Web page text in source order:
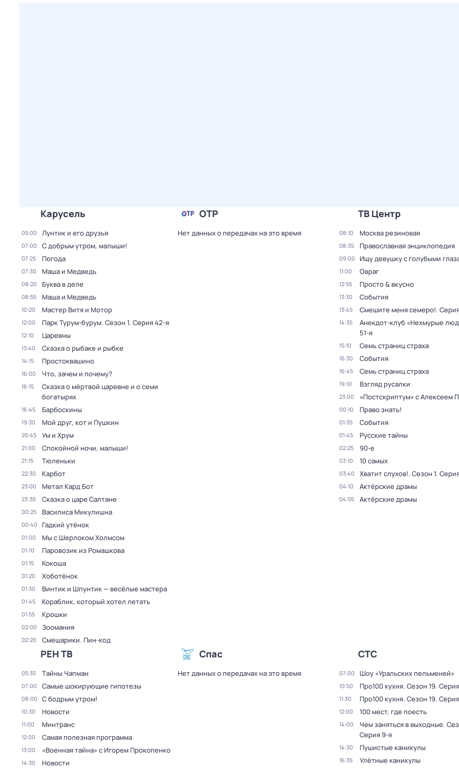
Карусель
05:00 Лунтик и его друзья
07:00 С добрым утром, малыши!
07:25 Погода
07:30 Маша и Медведь
08:20 Буква в деле
08:55 Маша и Медведь
10:20 Мастер Витя и Мотор
12:00 Парк Турум-бурум. Сезон 1. Серия 42-я
12:10 Царевны
13:40 Сказка о рыбаке и рыбке
14:15 Простоквашино
16:00 Что, зачем и почему?
16:15
Сказка о мёртвой царевне и о семи
богатырях
16:45 Барбоскины
19:30 Мой друг, кот и Пушкин
20:45 Ум и Хрум
21:00 Спокойной ночи, малыши!
21:15 Тюленьки
22:30 Карбот
23:00 Метал Кард Бот
23:30 Сказка о царе Салтане
00:25 Василиса Микулишна
00:40 Гадкий утёнок
01:00 Мы с Шерлоком Холмсом
01:10 Паровозик из Ромашкова
01:15 Кокоша
01:20 Хоботёнок
01:30 Винтик и Шпунтик — весёлые мастера
01:45 Кораблик, который хотел летать
01:55 Крошки
02:00 Зоомания
02:20 Смешарики. Пин-код
ОТР
Нет данных о передачах на это время
ТВ Центр
08:10 Москва резиновая
08:35 Православная энциклопедия
09:00 Ищу девушку с голубыми
11:00 Овраг
12:55 Просто & вкусно
13:30 События
13:45 Смешите меня семеро!.
14:35
Анекдот-клуб «Нехмурые
51-я
15:10 Семь страниц страха
16:30 События
16:45 Семь страниц страха
19:10 Взгляд русалки
23:00 «Постскриптум» с Алексеем
00:10 Право знать!
01:35 События
01:45 Русские тайны
02:25 90-е
03:10 10 самых
03:40 Хватит слухов!. Сезон 1.
04:10 Актёрские драмы
04:55 Актёрские драмы
РЕН ТВ
05:35 Тaйны Чапман
07:00 Самые шoкиpующие гипотезы
08:00 С бодрым утром!
10:30 Новости
11:00 Минтранс
12:00 Самая полезная программа
13:00 «Военная тайна» с Игорем Прокопенко
14:30 Новости
Спас
Нет данных о передачах на это время
СТС
07:00 Шоу «Уральских пельменей»
10:50 Про100 кухня. Сезон 19.
11:30 Про100 кухня. Сезон 19.
12:00 100 мест, где поесть
14:00 Чем заняться в выходные.
Серия 9-я
14:30 Пушистые каникулы
16:35 Улётные каникулы